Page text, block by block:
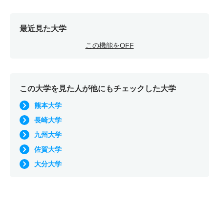
最近見た大学
この機能をOFF
この大学を見た人が他にもチェックした大学
熊本大学
長崎大学
九州大学
佐賀大学
大分大学